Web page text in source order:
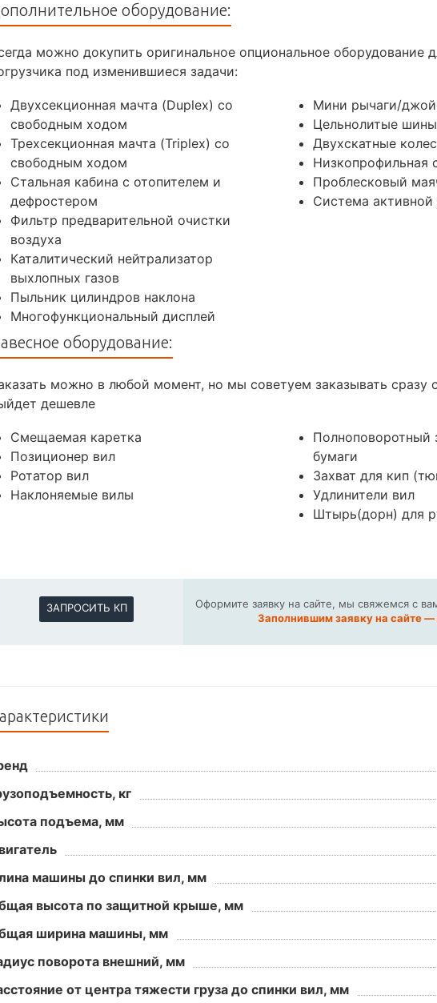
оборудование:
можно докупить оригинальное опциональное оборудование
под изменившиеся задачи:
Двухсекционная мачта (Duplex) со
свободным ходом
Трехсекционная мачта (Triplex) со
свободным ходом
Стальная кабина с отопителем и
дефростером
Фильтр предварительной очистки
воздуха
Каталитический нейтрализатор
выхлопных газов
Пыльник цилиндров наклона
Многофункциональный дисплей
Мини рычаги/
Цельнолитые шины
Двухскатные
Низкопрофильная
Проблесковый
Система активной
оборудование:
можно в любой момент, но мы советуем заказывать
дешевле
Смещаемая каретка
Позиционер вил
Ротатор вил
Наклоняемые вилы
Полноповоротный
бумаги
Захват для кип
Удлинители вил
Штырь(дорн) для
ЗАПРОСИТЬ КП
Оформите заявку на сайте, мы свяжемся с
Заполнившим заявку на сайте —
кг
подъема, мм
машины до спинки вил, мм
высота по защитной крыше, мм
ширина машины, мм
поворота внешний, мм
от центра тяжести груза до спинки вил, мм